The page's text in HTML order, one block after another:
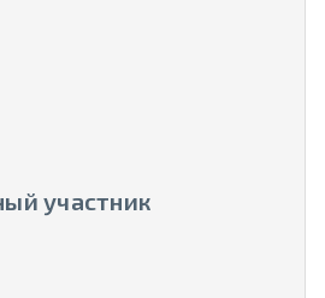
участник